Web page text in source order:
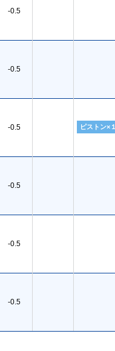
-0.5
-0.5
-0.5 ピストン×１
-0.5
-0.5
-0.5